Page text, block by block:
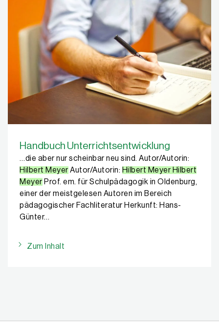
Handbuch Unterrichtsentwicklung
…die aber nur scheinbar neu sind. Autor/Autorin:
Hilbert MeyerAutor/Autorin: Hilbert Meyer Hilbert
MeyerProf. em. für Schulpädagogik in Oldenburg,
einer der meistgelesen Autoren im Bereich
pädagogischer Fachliteratur Herkunft: Hans-
Günter…
Zum Inhalt